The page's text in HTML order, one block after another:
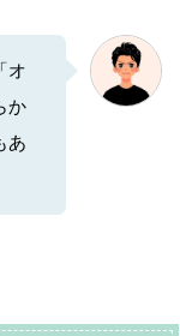
オ
か
あ